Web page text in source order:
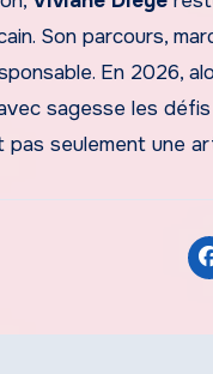
Son parcours,
En 2026,
sagesse les
pas seulement une